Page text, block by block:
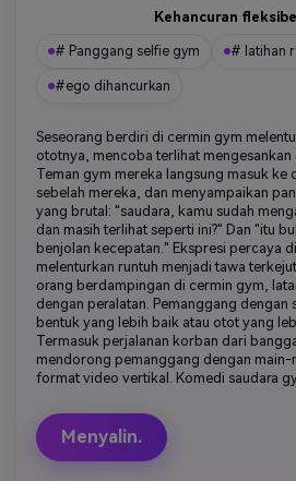
Kehancuran
# Panggang selfie gym # latihan
#ego dihancurkan
Seseorang berdiri di cermin gym
ototnya, mencoba terlihat mengesankan
Teman gym mereka langsung masuk
sebelah mereka, dan menyampaikan
yang brutal: "saudara, kamu sudah
dan masih terlihat seperti ini?" Dan "itu
benjolan kecepatan." Ekspresi percaya
melenturkan runtuh menjadi tawa
orang berdampingan di cermin gym,
dengan peralatan. Pemanggang dengan
bentuk yang lebih baik atau otot yang
Termasuk perjalanan korban dari
mendorong pemanggang dengan main-
format video vertikal. Komedi saudara
Menyalin.